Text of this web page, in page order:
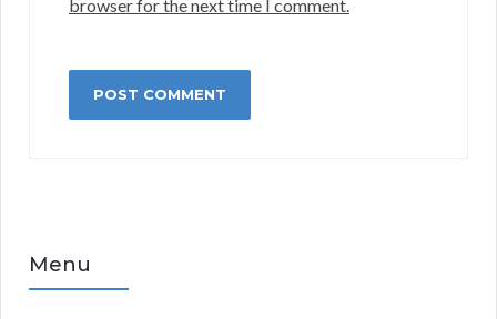
browser for the next time I comment.
Menu